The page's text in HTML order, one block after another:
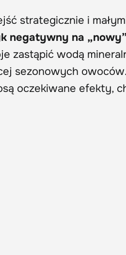
strategicznie i
negatywny na
zastąpić wodą
sezonowych owoców.
oczekiwane efekty,